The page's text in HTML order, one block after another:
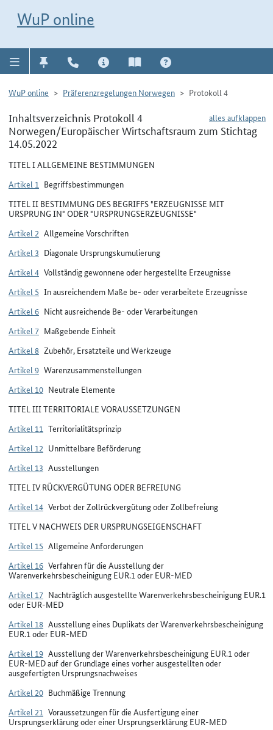
WuP online
WuP online Präferenzregelungen Norwegen Protokoll 4
alles aufklappen
Inhaltsverzeichnis Protokoll 4
Norwegen/Europäischer Wirtschaftsraum zum Stichtag
14.05.2022
TITEL I ALLGEMEINE BESTIMMUNGEN
Artikel 1 Begriffsbestimmungen
TITEL II BESTIMMUNG DES BEGRIFFS "ERZEUGNISSE MIT
URSPRUNG IN" ODER "URSPRUNGSERZEUGNISSE"
Artikel 2 Allgemeine Vorschriften
Artikel 3 Diagonale Ursprungskumulierung
Artikel 4 Vollständig gewonnene oder hergestellte Erzeugnisse
Artikel 5 In ausreichendem Maße be- oder verarbeitete Erzeugnisse
Artikel 6 Nicht ausreichende Be- oder Verarbeitungen
Artikel 7 Maßgebende Einheit
Artikel 8 Zubehör, Ersatzteile und Werkzeuge
Artikel 9 Warenzusammenstellungen
Artikel 10 Neutrale Elemente
TITEL III TERRITORIALE VORAUSSETZUNGEN
Artikel 11 Territorialitätsprinzip
Artikel 12 Unmittelbare Beförderung
Artikel 13 Ausstellungen
TITEL IV RÜCKVERGÜTUNG ODER BEFREIUNG
Artikel 14 Verbot der Zollrückvergütung oder Zollbefreiung
TITEL V NACHWEIS DER URSPRUNGSEIGENSCHAFT
Artikel 15 Allgemeine Anforderungen
Artikel 16 Verfahren für die Ausstellung der
Warenverkehrsbescheinigung EUR.1 oder EUR-MED
Artikel 17 Nachträglich ausgestellte Warenverkehrsbescheinigung EUR.1
oder EUR-MED
Artikel 18 Ausstellung eines Duplikats der Warenverkehrsbescheinigung
EUR.1 oder EUR-MED
Artikel 19 Ausstellung der Warenverkehrsbescheinigung EUR.1 oder
EUR-MED auf der Grundlage eines vorher ausgestellten oder
ausgefertigten Ursprungsnachweises
Artikel 20 Buchmäßige Trennung
Artikel 21 Voraussetzungen für die Ausfertigung einer
Ursprungserklärung oder einer Ursprungserklärung EUR-MED